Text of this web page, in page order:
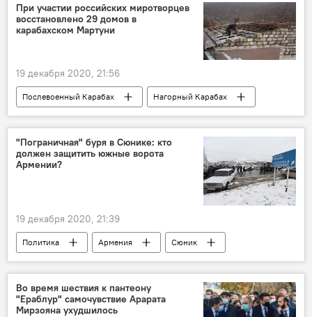
При участии российских миротворцев
восстановлено 29 домов в
карабахском Мартуни
19 декабря 2020, 21:56
Послевоенный Карабах
Нагорный Карабах
миротворцы
Мартуни дом
"Пограничная" буря в Сюнике: кто
должен защитить южные ворота
Армении?
19 декабря 2020, 21:39
Политика Армения
Сюник
граница
Во время шествия к пантеону
"Ераблур" самочувствие Арарата
Мирзояна ухудшилось